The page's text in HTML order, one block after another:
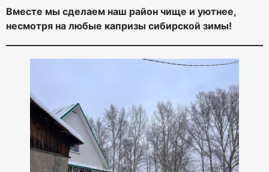
Вместе мы сделаем наш район чище и уютнее,
несмотря на любые капризы сибирской зимы!